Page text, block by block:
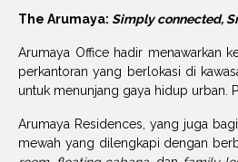
The Arumaya: Simply connected,
Arumaya Office hadir menawarkan
perkantoran yang berlokasi di
untuk menunjang gaya hidup urban.
Arumaya Residences, yang juga
mewah yang dilengkapi dengan